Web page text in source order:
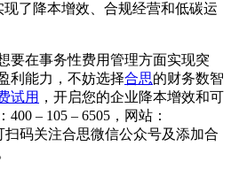
了降本增效、合规经营和低碳运
要在事务性费用管理方面实现突
利能力，不妨选择合思的财务数智
试用 ，开启您的企业降本增效和可
– 105 – 6505，网站：
扫码关注合思微信公众号及添加合